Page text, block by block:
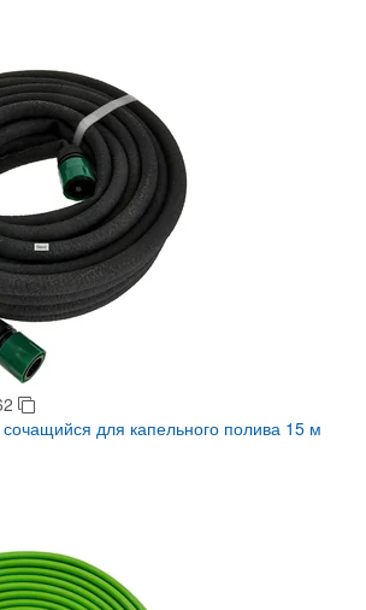
для капельного полива 15 м